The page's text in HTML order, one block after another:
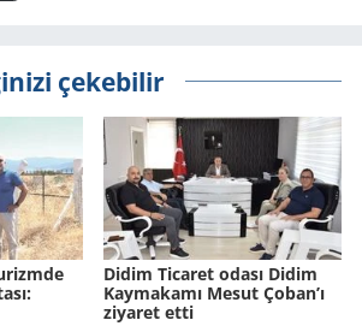
çekebilir
Didim Ticaret odası Didim
Kaymakamı Mesut Çoban’ı
ziyaret etti